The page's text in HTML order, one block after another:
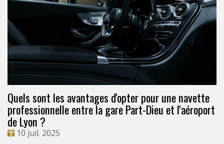
Quels sont les avantages d'opter pour une navette
professionnelle entre la gare Part-Dieu et l'aéroport
de Lyon ?
Date
10 juil. 2025